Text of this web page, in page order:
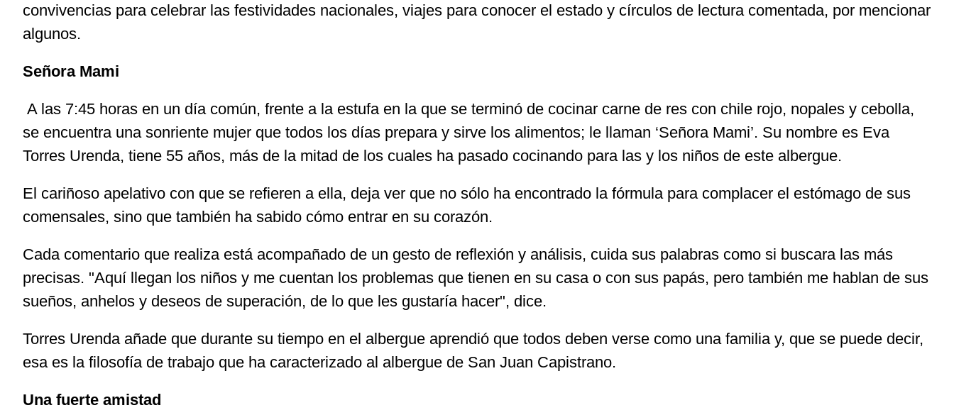
convivencias para celebrar las festividades nacionales, viajes para conocer el estado y círculos de lectura comentada, por mencionar
algunos.
Señora Mami
A las 7:45 horas en un día común, frente a la estufa en la que se terminó de cocinar carne de res con chile rojo, nopales y cebolla,
se encuentra una sonriente mujer que todos los días prepara y sirve los alimentos; le llaman ‘Señora Mami’. Su nombre es Eva
Torres Urenda, tiene 55 años, más de la mitad de los cuales ha pasado cocinando para las y los niños de este albergue.
El cariñoso apelativo con que se refieren a ella, deja ver que no sólo ha encontrado la fórmula para complacer el estómago de sus
comensales, sino que también ha sabido cómo entrar en su corazón.
Cada comentario que realiza está acompañado de un gesto de reflexión y análisis, cuida sus palabras como si buscara las más
precisas. "Aquí llegan los niños y me cuentan los problemas que tienen en su casa o con sus papás, pero también me hablan de sus
sueños, anhelos y deseos de superación, de lo que les gustaría hacer", dice.
Torres Urenda añade que durante su tiempo en el albergue aprendió que todos deben verse como una familia y, que se puede decir,
esa es la filosofía de trabajo que ha caracterizado al albergue de San Juan Capistrano.
Una fuerte amistad